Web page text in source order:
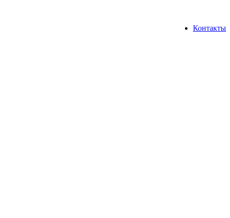
Контакты